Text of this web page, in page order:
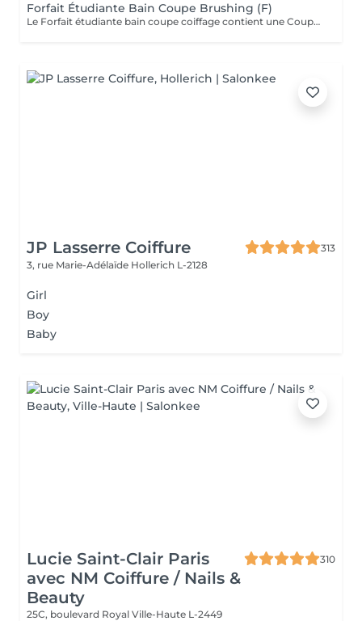
Forfait Étudiante Bain Coupe Brushing (F)
Le Forfait étudiante bain coupe coiffage contient une Coupe et un Brushing pour les étudiantes. Dépendant de la longueur des cheveux, le prix peut varier. En cas de questions veuillez appeler au +352 26 35 02 89.
JP Lasserre Coiffure
313
3, rue Marie-Adélaïde Hollerich L-2128
Girl
Boy
Baby
Lucie Saint-Clair Paris
avec NM Coiffure / Nails &
Beauty
310
25C, boulevard Royal Ville-Haute L-2449